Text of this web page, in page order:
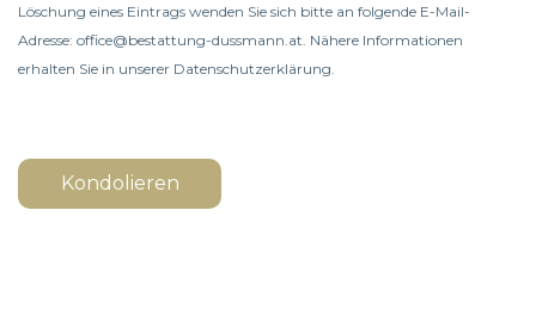
Löschung eines Eintrags wenden Sie sich bitte an folgende E-Mail-
Adresse: office@bestattung-dussmann.at. Nähere Informationen
erhalten Sie in unserer Datenschutzerklärung
Kondolieren